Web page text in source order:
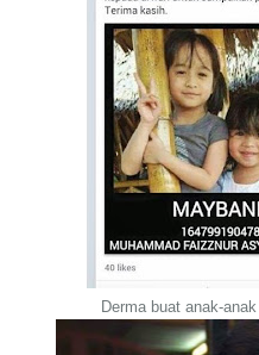
Derma buat anak-